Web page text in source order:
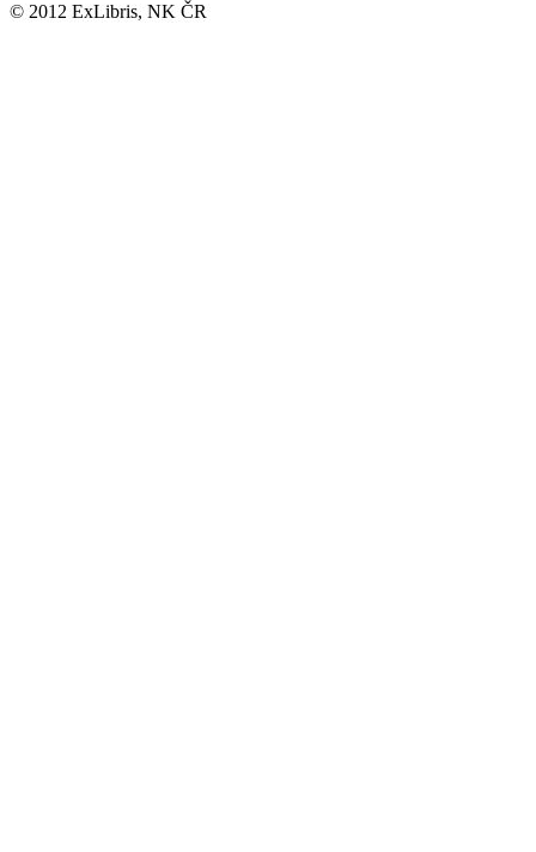
© 2012 ExLibris, NK ČR